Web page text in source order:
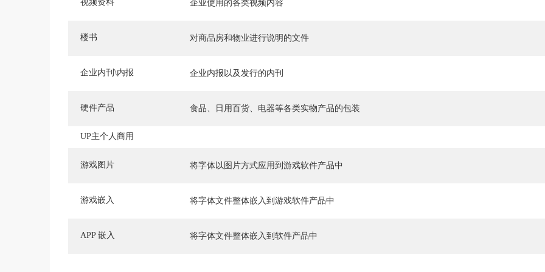
视频资料 企业使用的各类视频内容
楼书 对商品房和物业进行说明的文件
企业内刊\内报 企业内报以及发行的内刊
硬件产品 食品、日用百货、电器等各类实物产品的包装
UP主个人商用
游戏图片 将字体以图片方式应用到游戏软件产品中
游戏嵌入 将字体文件整体嵌入到游戏软件产品中
APP 嵌入 将字体文件整体嵌入到软件产品中